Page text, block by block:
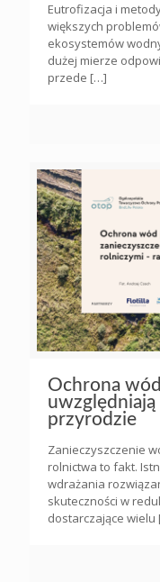
Eutrofizacja i
większych
ekosystemów
dużej mierze
przede […]
Ochrona
przyrodzie
Zanieczyszczenie
rolnictwa to fakt.
wdrażania
skuteczności w
dostarczające wielu